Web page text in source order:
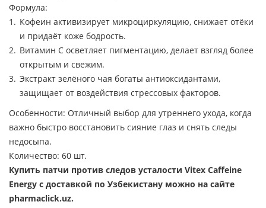
Формула:
Кофеин активизирует микроциркуляцию, снижает отёки
и придаёт коже бодрость.
Витамин C осветляет пигментацию, делает взгляд более
открытым и свежим.
Экстракт зелёного чая богаты антиоксидантами,
защищает от воздействия стрессовых факторов.
Особенности: Отличный выбор для утреннего ухода, когда
важно быстро восстановить сияние глаз и снять следы
недосыпа.
Количество: 60 шт.
Купить патчи против следов усталости Vitex Caffeine
Energy с доставкой по Узбекистану можно на сайте
pharmaclick.uz.